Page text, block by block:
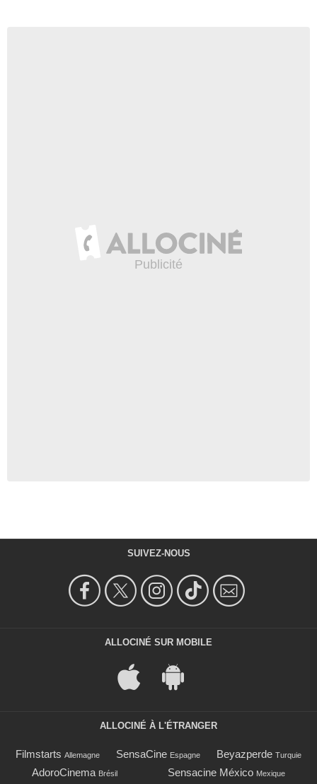
SUIVEZ-NOUS
ALLOCINÉ SUR MOBILE
ALLOCINÉ À L'ÉTRANGER
Filmstarts Allemagne SensaCine Espagne Beyazperde Turquie
AdoroCinema Brésil Sensacine México Mexique